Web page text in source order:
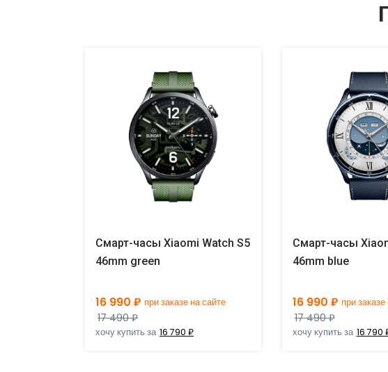
Смарт-часы Xiaomi Watch S5
46mm green
16 990 ₽ при заказе на сайте
17 490 ₽
хочу купить за 16 790 ₽
Смарт-часы
46mm blue
16 990 ₽ при заказе
17 490 ₽
хочу купить за 16 790